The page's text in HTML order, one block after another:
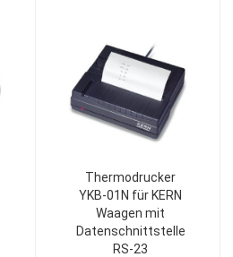
Thermodrucker
YKB-01N für KERN
Waagen mit
Datenschnittstelle
RS-23